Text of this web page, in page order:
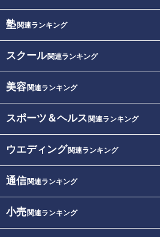
塾関連ランキング
スクール関連ランキング
美容関連ランキング
スポーツ＆ヘルス 関連ランキング
ウエディング関連ランキング
通信関連ランキング
小売関連ランキング